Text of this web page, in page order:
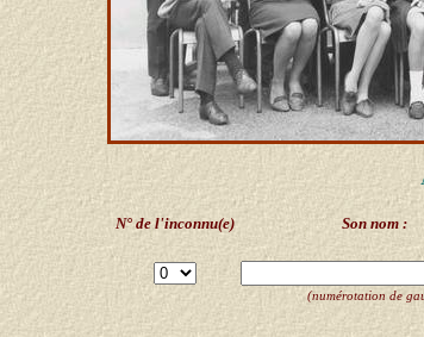
N° de l'inconnu(e) Son nom :
(numérotation de